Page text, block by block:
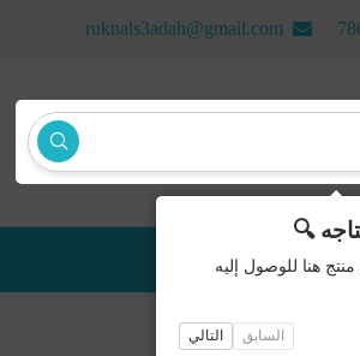
ruknals3adah@gmail.com
منتجات جديدة
🔍
هنا للوصول إليه
السابق التالي